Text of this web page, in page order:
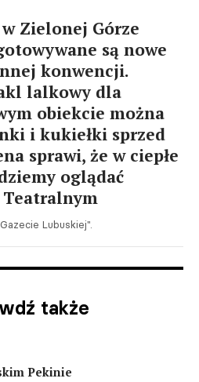
Zielonej Górze
są nowe
konwencji.
lalkowy dla
obiekcie można
i kukiełki sprzed
sprawi, że w ciepłe
oglądać
Teatralnym
Lubuskiej".
także
Pekinie